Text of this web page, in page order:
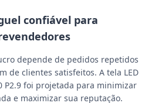
confiável para
depende de pedidos repetidos
de clientes satisfeitos. A tela LED
P2.9 foi projetada para minimizar
e maximizar sua reputação.